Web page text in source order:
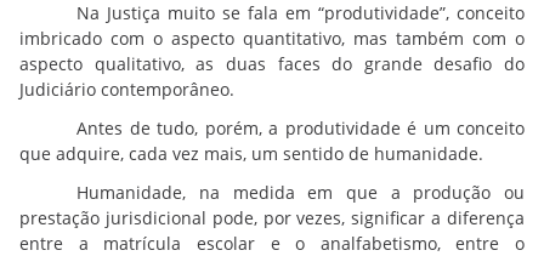
Na Justiça muito se fala em “produtividade”, conceito
imbricado com o aspecto quantitativo, mas também com o
aspecto qualitativo, as duas faces do grande desafio do
Judiciário contemporâneo.
Antes de tudo, porém, a produtividade é um conceito
que adquire, cada vez mais, um sentido de humanidade.
Humanidade, na medida em que a produção ou
prestação jurisdicional pode, por vezes, significar a diferença
entre a matrícula escolar e o analfabetismo, entre o